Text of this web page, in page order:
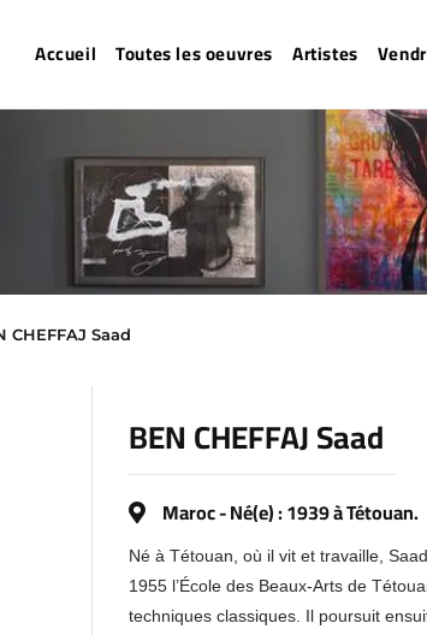
Accueil Toutes les oeuvres Artistes
CHEFFAJ Saad
BEN CHEFFAJ Saad
Maroc - Né(e) : 1939 à Tétouan.
Né à Tétouan, où il vit et travaille,
1955 l’École des Beaux-Arts de
techniques classiques. Il poursuit